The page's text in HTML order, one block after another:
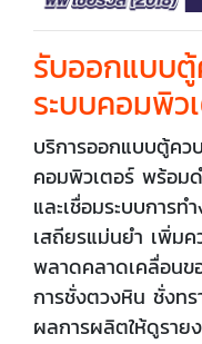
รับออกแบบ
ระบบคอมพิว
บริการออกแบบตู้ค
คอมพิวเตอร์ พร้อม
และเชื่อมระบบการท
เสถียรแม่นยำ เพิ่ม
พลาดคลาดเคลื่อนข
การชั่งตวงหิน ชั่งท
ผลการผลิตให้ดูราย